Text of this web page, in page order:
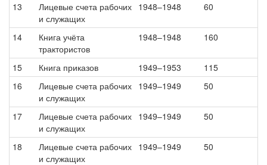
13
Лицевые счета рабочих
и служащих
1948–1948 60
14
Книга учёта
трактористов
1948–1948 160
15 Книга приказов 1949–1953
115
16
Лицевые счета рабочих
и служащих
1949–1949 50
17
Лицевые счета рабочих
и служащих
1949–1949 50
18
Лицевые счета рабочих
и служащих
1949–1949 50